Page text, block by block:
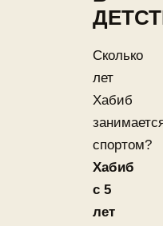
Сколько
лет
Хабиб
спортом?
Хабиб
с 5
лет